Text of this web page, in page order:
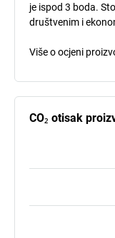
je ispod 3 boda.
društvenim i
Više o ocjeni
CO₂ otisak